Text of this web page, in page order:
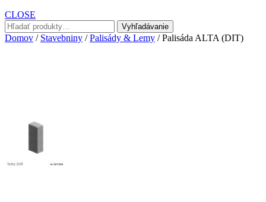
CLOSE
Hľadať:
Vyhľadávanie
Domov / Stavebniny /Palisády & Lemy / Palisáda ALTA (DIT)